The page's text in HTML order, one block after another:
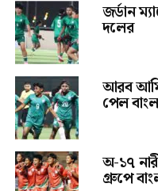
জর্ডান
দলের
আরব
পেল
অ-১৭
গ্রুপে